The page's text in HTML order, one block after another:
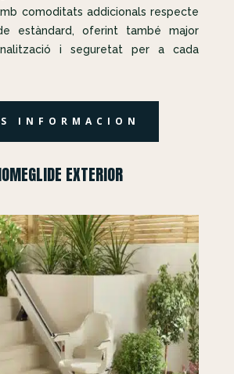
comoditats addicionals respecte
estàndard, oferint també major
i seguretat per a cada
INFORMACION
EXTERIOR